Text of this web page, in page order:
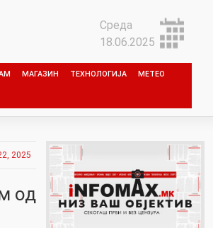
Среда
18.06.2025
МАГАЗИН ТЕХНОЛОГИЈА МЕТЕО
2025
од